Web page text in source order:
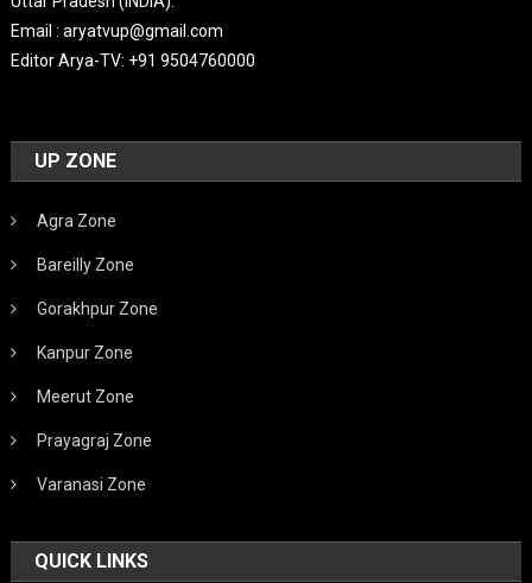
Email : aryatvup@gmail.com
Editor Arya-TV: +91 9504760000
UP ZONE
Agra Zone
Bareilly Zone
Gorakhpur Zone
Kanpur Zone
Meerut Zone
Prayagraj Zone
Varanasi Zone
QUICK LINKS